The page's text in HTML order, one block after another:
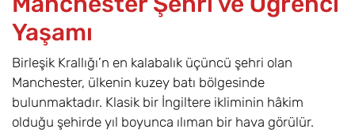
Yaşamı
Birleşik Krallığı’n en kalabalık üçüncü şehri olan
Manchester, ülkenin kuzey batı bölgesinde
bulunmaktadır. Klasik bir İngiltere ikliminin hâkim
olduğu şehirde yıl boyunca ılıman bir hava görülür.